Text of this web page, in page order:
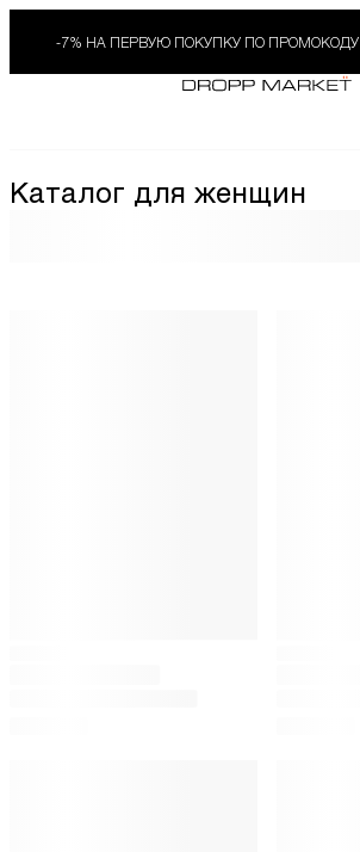
-7% НА ПЕРВУЮ ПОКУПКУ ПО ПРОМОКОДУ
Каталог для женщин